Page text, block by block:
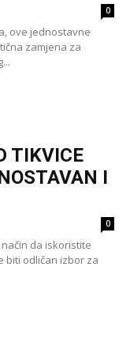
0
ove jednostavne
zamjena za
TIKVICE
I
0
da iskoristite
biti odličan izbor za